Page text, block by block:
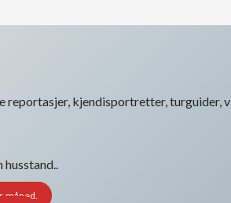
reportasjer, kjendisportretter, turguider,
husstand..
måned.